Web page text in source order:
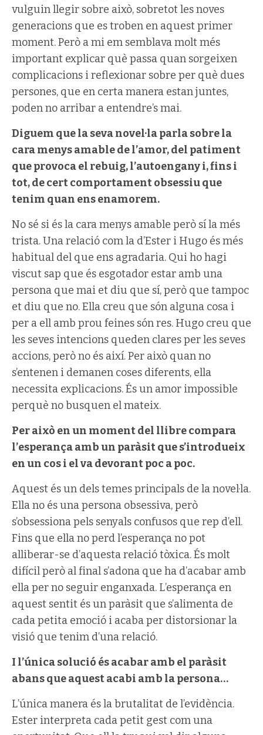
vulguin llegir sobre això, sobretot les noves
generacions que es troben en aquest primer
moment. Però a mi em semblava molt més
important explicar què passa quan sorgeixen
complicacions i reflexionar sobre per què dues
persones, que en certa manera estan juntes,
poden no arribar a entendre’s mai.
Diguem que la seva novel·la parla sobre la
cara menys amable de l’amor, del patiment
que provoca el rebuig, l’autoengany i, fins i
tot, de cert comportament obsessiu que
tenim quan ens enamorem.
No sé si és la cara menys amable però sí la més
trista. Una relació com la d’Ester i Hugo és més
habitual del que ens agradaria. Qui ho hagi
viscut sap que és esgotador estar amb una
persona que mai et diu que sí, però que tampoc
et diu que no. Ella creu que són alguna cosa i
per a ell amb prou feines són res. Hugo creu que
les seves intencions queden clares per les seves
accions, però no és així. Per això quan no
s’entenen i demanen coses diferents, ella
necessita explicacions. És un amor impossible
perquè no busquen el mateix.
Per això en un moment del llibre compara
l’esperança amb un paràsit que s’introdueix
en un cos i el va devorant poc a poc.
Aquest és un dels temes principals de la novel·la.
Ella no és una persona obsessiva, però
s’obsessiona pels senyals confusos que rep d’ell.
Fins que ella no perd l’esperança no pot
alliberar-se d’aquesta relació tòxica. És molt
difícil però al final s’adona que ha d’acabar amb
ella per no seguir enganxada. L’esperança en
aquest sentit és un paràsit que s’alimenta de
cada petita emoció i acaba per distorsionar la
visió que tenim d’una relació.
I l’única solució és acabar amb el paràsit
abans que aquest acabi amb la persona…
L’única manera és la brutalitat de l’evidència.
Ester interpreta cada petit gest com una